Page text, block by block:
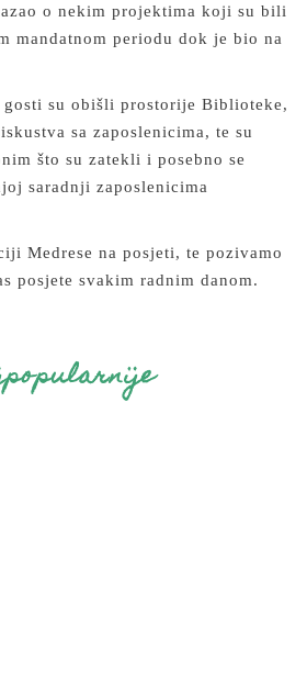
o nekim projektima koji su bili
mandatnom periodu dok je bio na
gosti su obišli prostorije Biblioteke,
sa zaposlenicima, te su
što su zatekli i posebno se
saradnji zaposlenicima
Medrese na posjeti, te pozivamo
posjete svakim radnim danom.